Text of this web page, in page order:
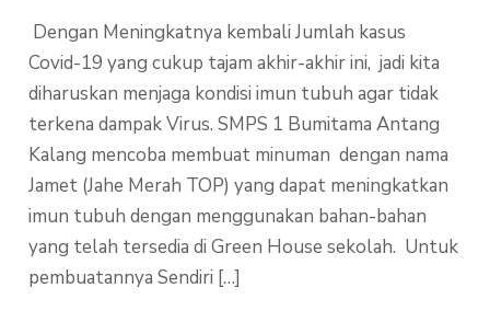
Dengan Meningkatnya kembali Jumlah kasus
Covid-19 yang cukup tajam akhir-akhir ini, jadi kita
diharuskan menjaga kondisi imun tubuh agar tidak
terkena dampak Virus. SMPS 1 Bumitama Antang
Kalang mencoba membuat minuman dengan nama
Jamet (Jahe Merah TOP) yang dapat meningkatkan
imun tubuh dengan menggunakan bahan-bahan
yang telah tersedia di Green House sekolah. Untuk
pembuatannya Sendiri […]
terkena
Flu
dan
Batuk